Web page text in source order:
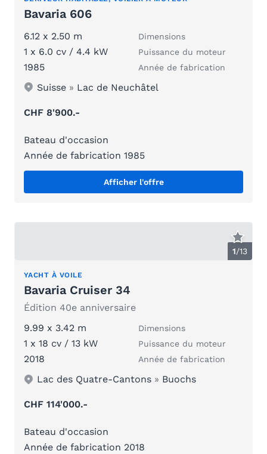
Bavaria 606
6.12 x 2.50 m Dimensions
1 x 6.0 cv / 4.4 kW Puissance du moteur
1985 Année de fabrication
Suisse » Lac de Neuchâtel
CHF 8'900.-
Bateau d'occasion
Année de fabrication 1985
Afficher l'offre
1/13
YACHT À VOILE
Bavaria Cruiser 34
Édition 40e anniversaire
9.99 x 3.42 m
Dimensions
1 x 18 cv / 13 kW Puissance du moteur
2018 Année de fabrication
Lac des Quatre-Cantons » Buochs
CHF 114'000.-
Bateau d'occasion
Année de fabrication 2018